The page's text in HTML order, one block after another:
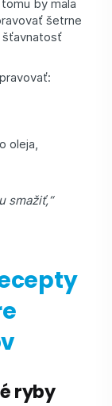
by mala
šetrne
šťavnatosť
oleja,
smažiť,“
ryby